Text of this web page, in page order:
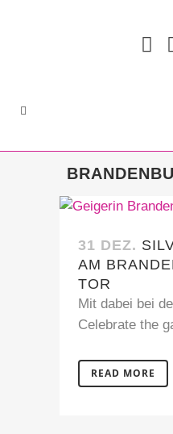
31 DEZ.
AM
TOR
Mit dabei bei
Celebrate the
READ MORE